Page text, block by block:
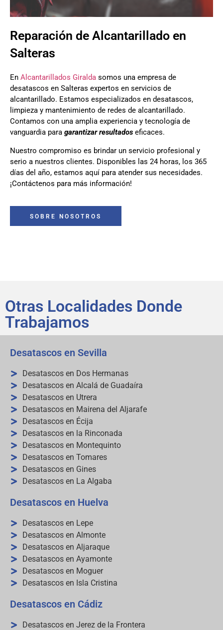
Reparación de Alcantarillado en
Salteras
En Alcantarillados Giralda somos una empresa de
desatascos en Salteras expertos en servicios de
alcantarillado. Estamos especializados en desatascos,
limpieza y mantenimiento de redes de alcantarillado.
Contamos con una amplia experiencia y tecnología de
vanguardia para garantizar resultados eficaces.
Nuestro compromiso es brindar un servicio profesional y
serio a nuestros clientes. Disponibles las 24 horas, los 365
días del año, estamos aquí para atender sus necesidades.
¡Contáctenos para más información!
SOBRE NOSOTROS
Otras Localidades Donde
Trabajamos
Desatascos en Sevilla
Desatascos en Dos Hermanas
Desatascos en Alcalá de Guadaíra
Desatascos en Utrera
Desatascos en Mairena del Aljarafe
Desatascos en Écija
Desatascos en la Rinconada
Desatascos en Montequinto
Desatascos en Tomares
Desatascos en Gines
Desatascos en La Algaba
Desatascos en Huelva
Desatascos en Lepe
Desatascos en Almonte
Desatascos en Aljaraque
Desatascos en Ayamonte
Desatascos en Moguer
Desatascos en Isla Cristina
Desatascos en Cádiz
Desatascos en Jerez de la Frontera